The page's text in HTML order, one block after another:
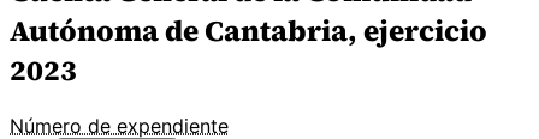
Autónoma de Cantabria, ejercicio
2023
Número de expendiente